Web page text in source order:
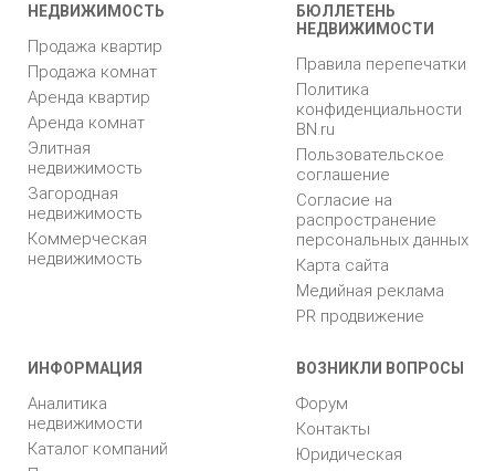
НЕДВИЖИМОСТЬ
Продажа квартир
Продажа комнат
Аренда квартир
Аренда комнат
Элитная
недвижимость
Загородная
недвижимость
Коммерческая
недвижимость
БЮЛЛЕТЕНЬ
НЕДВИЖИМОСТИ
Правила перепечатки
Политика
конфиденциальности
BN.ru
Пользовательское
соглашение
Согласие на
распространение
персональных данных
Карта сайта
Медийная реклама
PR продвижение
ИНФОРМАЦИЯ
Аналитика
недвижимости
Каталог компаний
ВОЗНИКЛИ ВОПРОСЫ
Форум
Контакты
Юридическая